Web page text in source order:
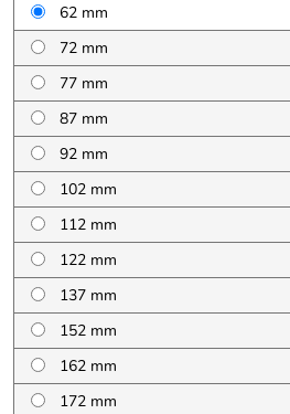
62 mm
72 mm
77 mm
87 mm
92 mm
102 mm
112 mm
122 mm
137 mm
152 mm
162 mm
172 mm